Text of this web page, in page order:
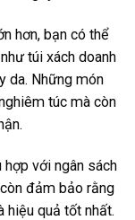
hơn, bạn có thể
túi xách doanh
da. Những món
túc mà còn
hợp với ngân sách
đảm bảo rằng
hiệu quả tốt nhất.